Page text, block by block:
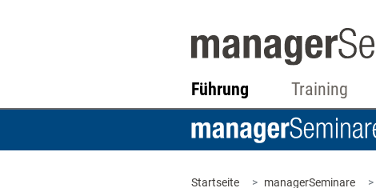
Führung Training
Startseite managerSeminare